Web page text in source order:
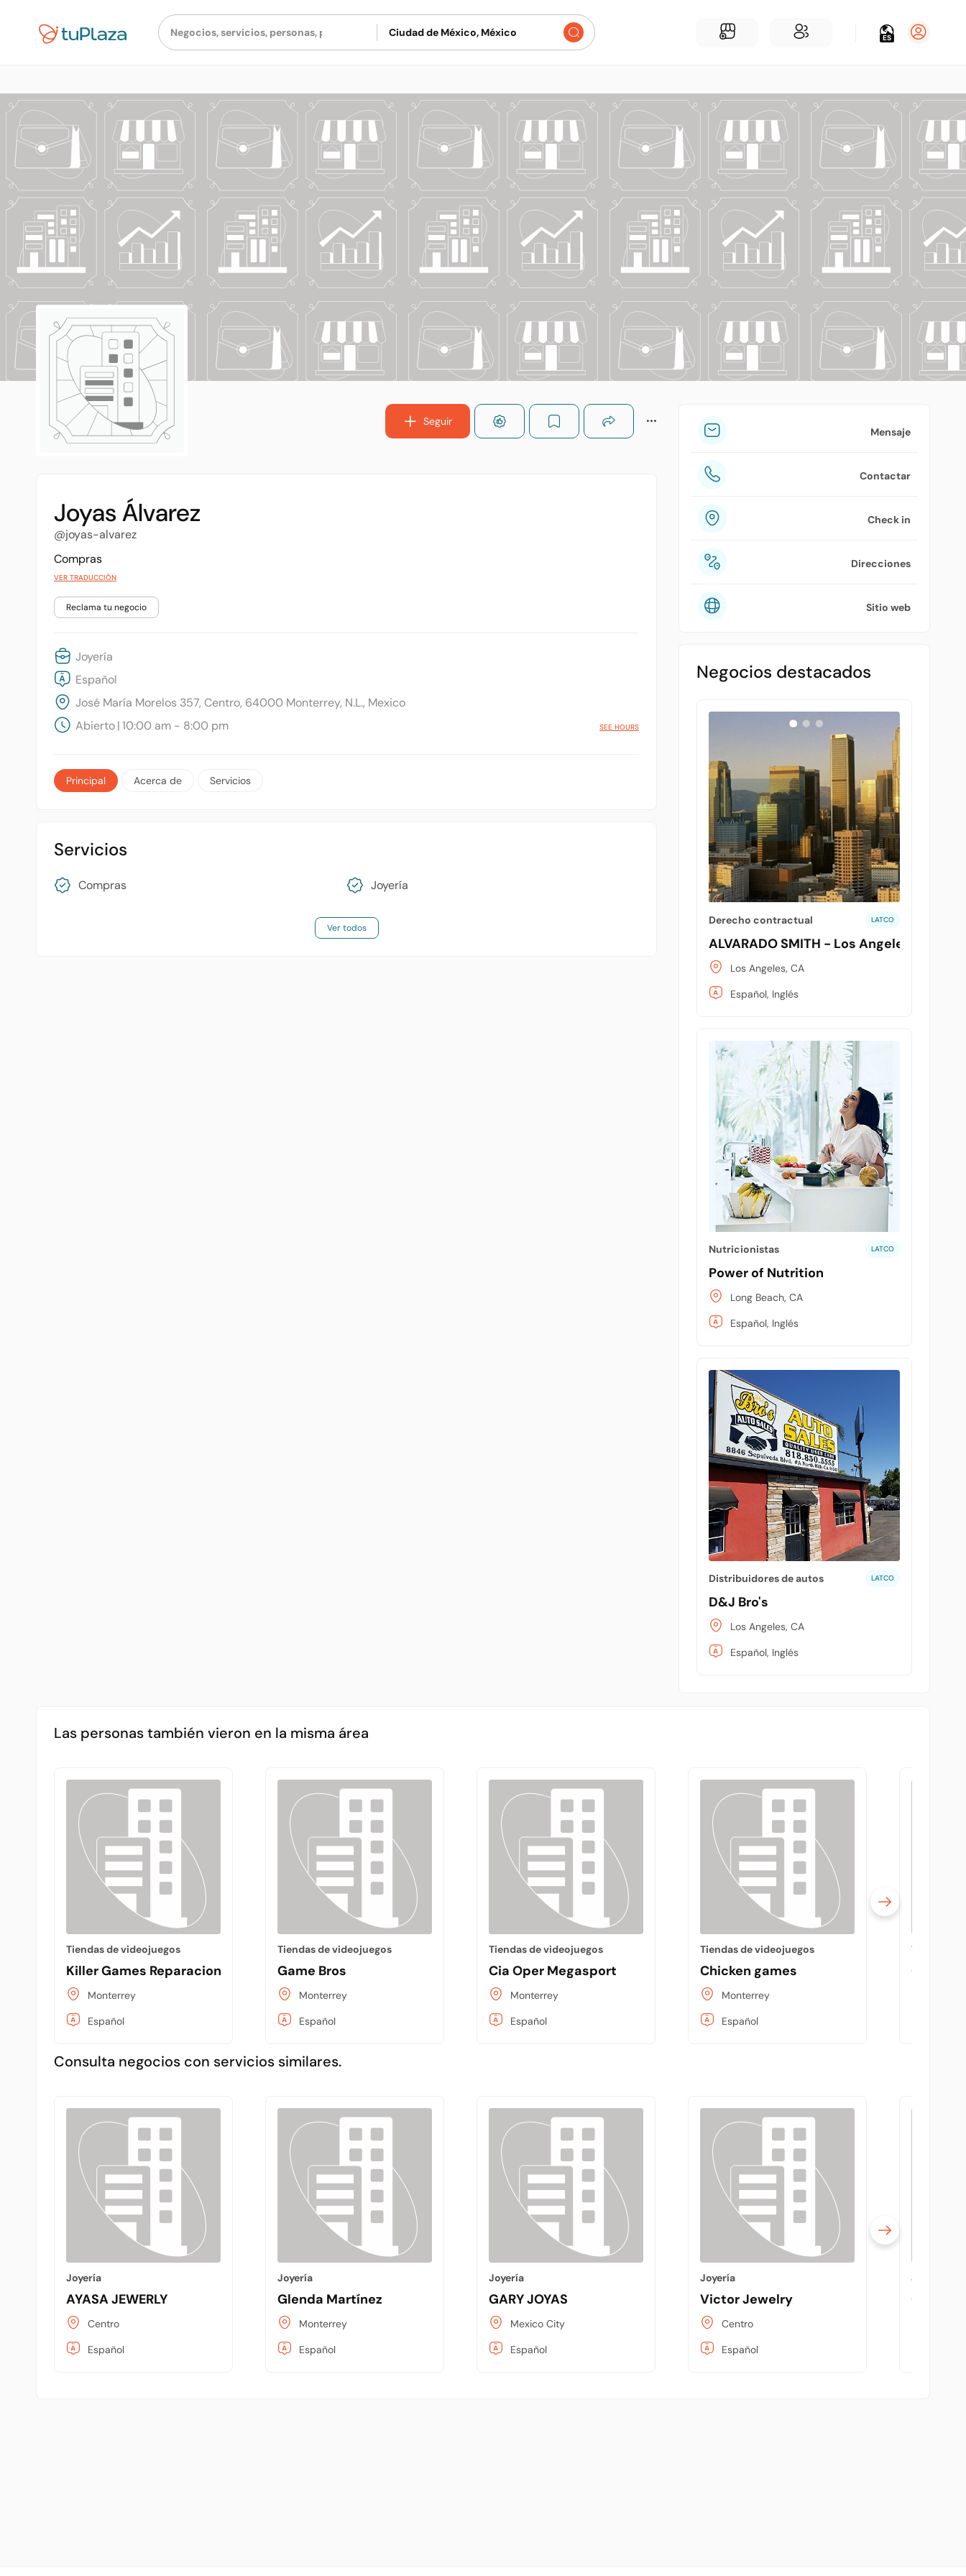
ES
Seguir
Joyas Álvarez
@joyas-alvarez
Compras
VER TRADUCCIÓN
Reclama tu negocio
Joyería
Español
José María Morelos 357, Centro, 64000 Monterrey, N.L., Mexico
Abierto|10:00 am - 8:00 pm SEE HOURS
Principal Acerca de Servicios
Servicios
Compras Joyería
Ver todos
Mensaje
Contactar
Check in
Direcciones
Sitio web
Negocios destacados
Derecho contractual LATCO
ALVARADO SMITH - Los Angeles
Los Angeles, CA
Español, Inglés
Nutricionistas LATCO
Power of Nutrition
Long Beach, CA
Español, Inglés
Distribuidores de autos LATCO
D&J Bro's
Los Angeles, CA
Español, Inglés
Las personas también vieron en la misma área
Tiendas de videojuegos
Killer Games Reparaciones
Monterrey
Español
Tiendas de videojuegos
Game Bros
Monterrey
Español
Tiendas de videojuegos
Cia Oper Megasport
Monterrey
Español
Tiendas de videojuegos
Chicken games
Monterrey
Español
Tiendas
Classic
Consulta negocios con servicios similares.
Joyería
AYASA JEWERLY
Centro
Español
Joyería
Glenda Martínez
Monterrey
Español
Joyería
GARY JOYAS
Mexico City
Español
Joyería
Victor Jewelry
Centro
Español
Joyería
Grimal
Para Negocios
Añadir un negocio
Encuentre empresas cerca de ti
Comunidad
Encuentra personas cerca de ti
tuPlaza
Acerca de nosotros